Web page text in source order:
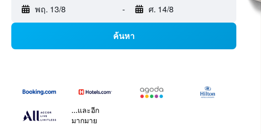
พฤ. 13/8 - ศ. 14/8
ค้นหา
...และอีก
มากมาย